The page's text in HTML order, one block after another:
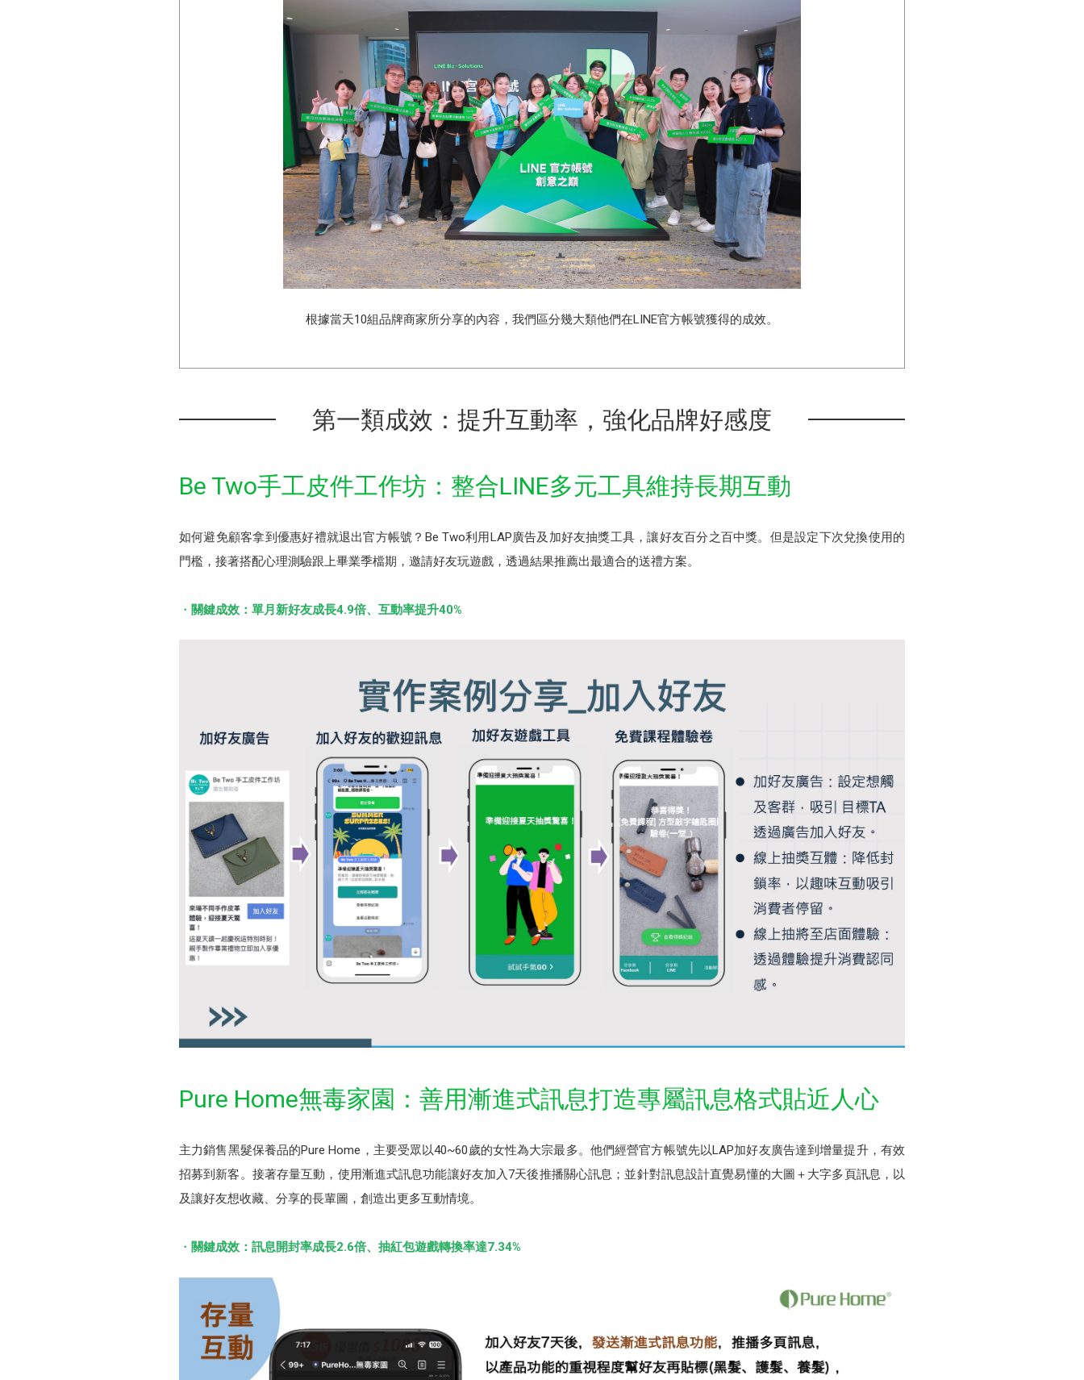
根據當天10組品牌商家所分享的內容，我們區分幾大類他們在LINE官方帳號獲得的成效。
第一類成效：提升互動率，強化品牌好感度
Be Two手工皮件⼯作坊：整合LINE多元工具維持長期互動
如何避免顧客拿到優惠好禮就退出官方帳號？Be Two利用LAP廣告及加好友抽獎⼯具，讓好友百分之百中獎。但是設定下次兌換使用的
門檻，接著搭配心理測驗跟上畢業季檔期，邀請好友玩遊戲，透過結果推薦出最適合的送禮方案。
關鍵成效：單月新好友成長4.9倍、互動率提升40%
Pure Home無毒家園：善用漸進式訊息打造專屬訊息格式貼近人心
主力銷售黑髮保養品的Pure Home，主要受眾以40~60歲的女性為大宗最多。他們經營官方帳號先以LAP加好友廣告達到增量提升，有效
招募到新客。接著存量互動，使用漸進式訊息功能讓好友加入7天後推播關心訊息；並針對訊息設計直覺易懂的大圖＋大字多頁訊息，以
及讓好友想收藏、分享的長輩圖，創造出更多互動情境。
關鍵成效：訊息開封率成長2.6倍、抽紅包遊戲轉換率達7.34%